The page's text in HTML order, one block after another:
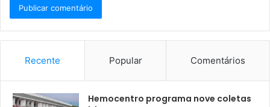
Recente Popular Comentários
Hemocentro programa nove coletas